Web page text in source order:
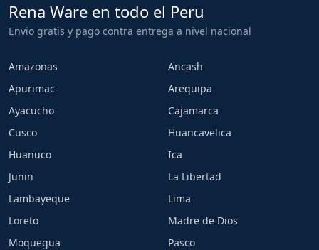
Rena Ware en todo el Peru
Envio gratis y pago contra entrega a nivel nacional
Amazonas
Ancash
Apurimac
Arequipa
Ayacucho
Cajamarca
Cusco
Huancavelica
Huanuco
Ica
Junin
La Libertad
Lambayeque
Lima
Loreto
Madre de Dios
Moquegua
Pasco